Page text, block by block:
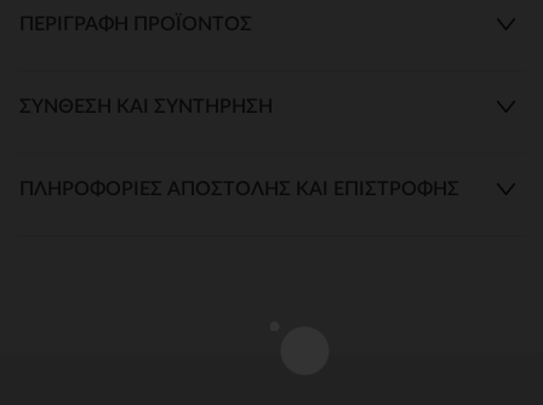
ΠΕΡΙΓΡΑΦΉ ΠΡΟΪΌΝΤΟΣ
ΣΎΝΘΕΣΗ ΚΑΙ ΣΥΝΤΉΡΗΣΗ
ΠΛΗΡΟΦΟΡΊΕΣ ΑΠΟΣΤΟΛΉΣ ΚΑΙ ΕΠΙΣΤΡΟΦΉΣ